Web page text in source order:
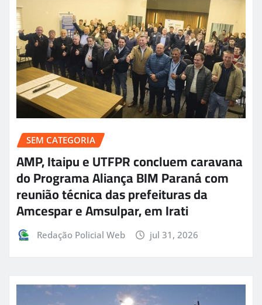
SEM CATEGORIA
AMP, Itaipu e UTFPR concluem caravana
do Programa Aliança BIM Paraná com
reunião técnica das prefeituras da
Amcespar e Amsulpar, em Irati
Redação Policial Web jul 31, 2026